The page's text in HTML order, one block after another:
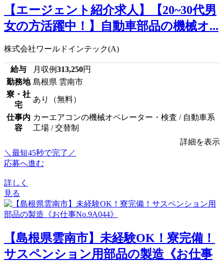
【エージェント紹介求人】【20~30代男
女の方活躍中！】自動車部品の機械オ...
株式会社ワールドインテック(A)
給与 月収例313,250円
勤務地 島根県 雲南市
寮・社
宅
あり（無料）
仕事内
容
カーエアコンの機械オペレーター・検査 / 自動車系
工場 / 交替制
詳細を表示
＼最短45秒で完了／
応募へ進む
詳しく
見る
【島根県雲南市】未経験OK！寮完備！
サスペンション用部品の製造《お仕事